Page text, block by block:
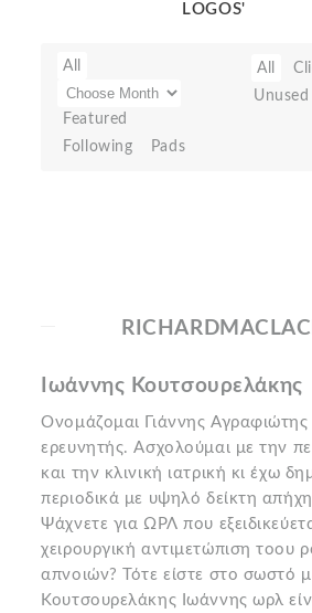
LOGOS'
All
Featured
Following
Pads
All
Unused
Ιωάννης Κουτσουρελάκης
Ονομάζομαι Γιάννης Αγραφιώτης
ερευνητής. Ασχολούμαι με την
και την κλινική ιατρική κι έχω
περιοδικά με υψηλό δείκτη
Ψάχνετε για ΩΡΛ που
χειρουργική αντιμετώπιση τοου
απνοιών? Τότε είστε στο σωστό
Κουτσουρελάκης Ιωάννης ωρλ